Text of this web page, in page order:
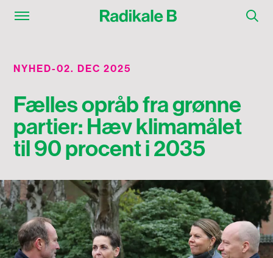
NYHED-02. DEC 2025
Fælles opråb fra grønne
partier: Hæv klimamålet
til 90 procent i 2035